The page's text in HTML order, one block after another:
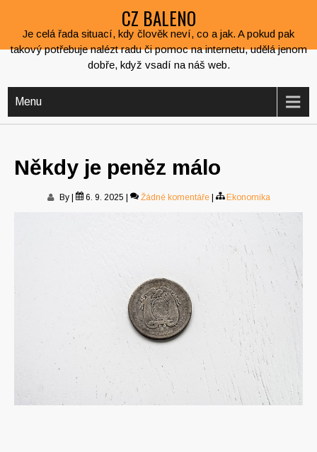
CZ BALENO
Je celá řada situací, kdy člověk neví, co a jak. A pokud pak
takový potřebuje nalézt radu či pomoc na internetu, udělá jenom
dobře, když vsadí na náš web.
Menu
Někdy je peněz málo
By 6. 9. 2025 Žádné komentáře Ekonomika